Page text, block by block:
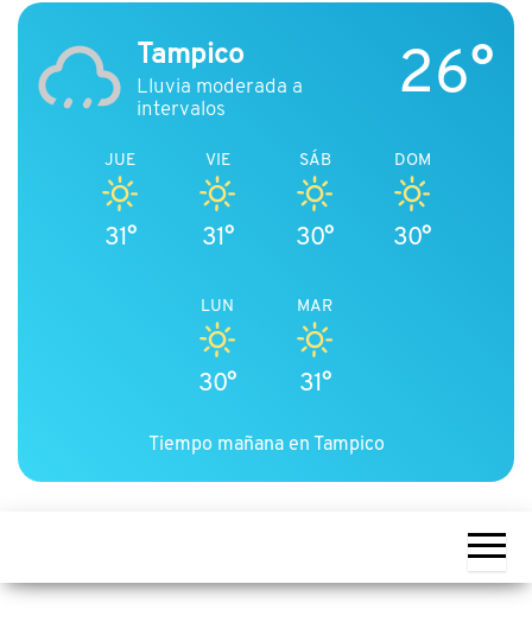
Tampico
Lluvia moderada a
intervalos
26°
JUE
31°
VIE
31°
SÁB
30°
DOM
30°
LUN
30°
MAR
31°
Tiempo mañana en Tampico